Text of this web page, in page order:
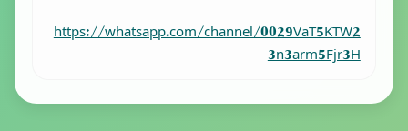
https://whatsapp.com/channel/0029VaT5KTW2
3n3arm5Fjr3H